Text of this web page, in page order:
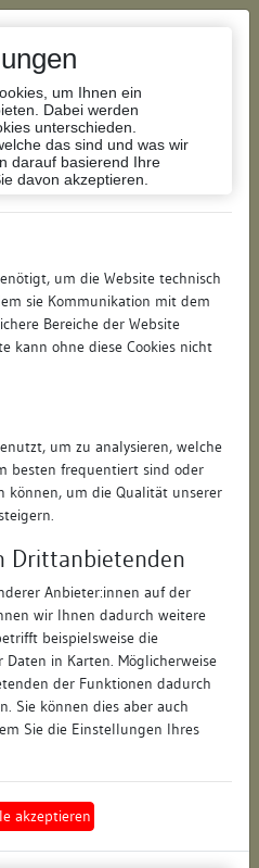
um Ihnen ein
Dabei werden
unterschieden.
das sind und was wir
darauf basierend Ihre
davon akzeptieren.
um die Website technisch
sie Kommunikation mit dem
Bereiche der Website
kann ohne diese Cookies nicht
um zu analysieren, welche
besten frequentiert sind oder
können, um die Qualität unserer
Drittanbietenden
Anbieter:innen auf der
wir Ihnen dadurch weitere
beispielsweise die
in Karten. Möglicherweise
der Funktionen dadurch
Sie können dies aber auch
Sie die Einstellungen Ihres
akzeptieren
Restaurierung
Als PDF herunterladen:
Marktplatz
31
73525
Schwäbisch Gmünd
Stuttgart
Ostalbkreis (Landkreis)
8136065056
keine
keiner